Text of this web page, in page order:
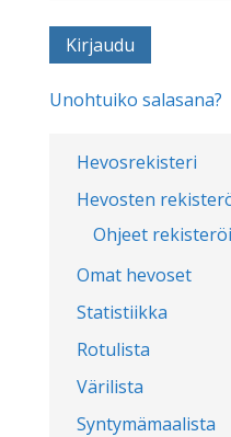
Hevosrekisteri
Hevosten
Ohjeet
Omat hevoset
Statistiikka
Rotulista
Värilista
Syntymämaalista
Unohtuiko salasana?